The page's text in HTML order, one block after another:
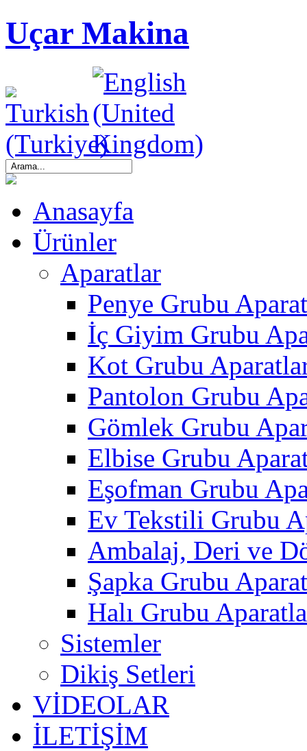
Uçar Makina
Anasayfa
Ürünler
Aparatlar
Penye Grubu
İç Giyim Grubu
Kot Grubu
Pantolon Grubu
Gömlek Grubu
Elbise Grubu
Eşofman Grubu
Ev Tekstili Grubu
Ambalaj, Deri ve
Şapka Grubu
Halı Grubu
Sistemler
Dikiş Setleri
VİDEOLAR
İLETİŞİM